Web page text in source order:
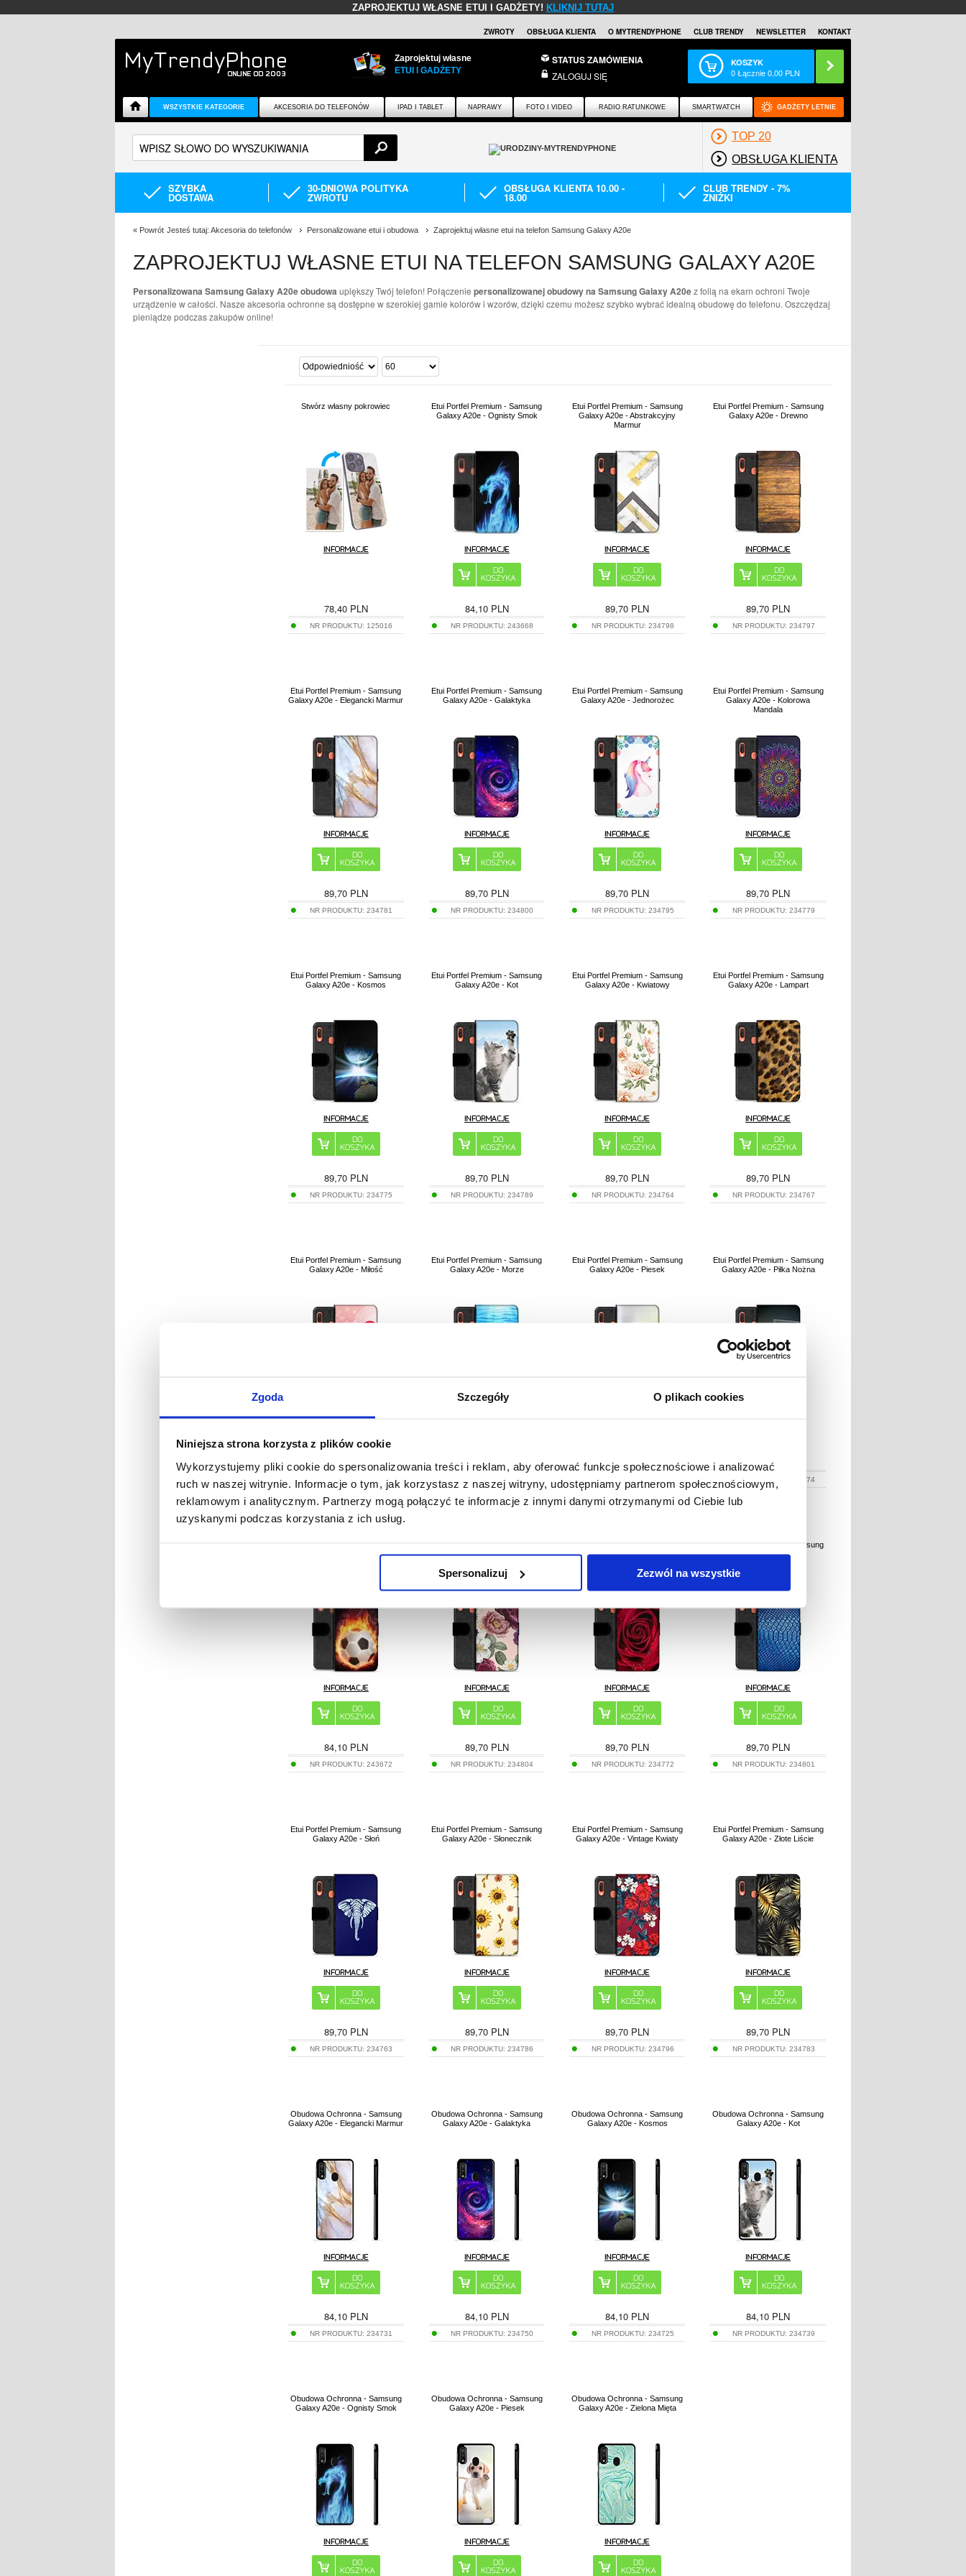
Zgoda Szczegóły O plikach cookies
Niniejsza strona korzysta z plików cookie
Wykorzystujemy pliki cookie do spersonalizowania treści i reklam, aby oferować funkcje społecznościowe i analizować
ruch w naszej witrynie. Informacje o tym, jak korzystasz z naszej witryny, udostępniamy partnerom społecznościowym,
reklamowym i analitycznym. Partnerzy mogą połączyć te informacje z innymi danymi otrzymanymi od Ciebie lub
uzyskanymi podczas korzystania z ich usług.
Spersonalizuj Zezwól na wszystkie
ZAPROJEKTUJ WŁASNE ETUI I GADŻETY! KLIKNIJ TUTAJ
ZWROTY OBSŁUGA KLIENTA O MYTRENDYPHONE CLUB TRENDY NEWSLETTER KONTAKT
Zaprojektuj własne
ETUI I GADŻETY
STATUS ZAMÓWIENIA
ZALOGUJ SIĘ
KOSZYK
0Łącznie0,00 PLN
WSZYSTKIE KATEGORIE AKCESORIA DO TELEFONÓW IPAD I TABLET NAPRAWY FOTO I VIDEO RADIO RATUNKOWE SMARTWATCH GADŻETY LETNIE
TOP 20
OBSŁUGA KLIENTA
SZYBKA
DOSTAWA
30-DNIOWA POLITYKA
ZWROTU
OBSŁUGA KLIENTA 10.00 -
18.00
CLUB TRENDY - 7%
ZNIŻKI
« Powrót Jesteś tutaj: Akcesoria do telefonów Personalizowane etui i obudowa Zaprojektuj własne etui na telefon Samsung Galaxy A20e
ZAPROJEKTUJ WŁASNE ETUI NA TELEFON SAMSUNG GALAXY A20E
Personalizowana Samsung Galaxy A20e obudowa upiększy Twój telefon! Połączenie personalizowanej obudowy na Samsung Galaxy A20ez folią na ekarn ochroni Twoje
urządzenie w całości. Nasze akcesoria ochronne są dostępne w szerokiej gamie kolorów i wzorów, dzięki czemu możesz szybko wybrać idealną obudowę do telefonu. Oszczędzaj
pieniądze podczas zakupów online!
Stwórz własny pokrowiec
78,40PLN
NR PRODUKTU: 125016
Etui Portfel Premium - Samsung
Galaxy A20e - Ognisty Smok
84,10PLN
NR PRODUKTU:243668
Etui Portfel Premium - Samsung
Galaxy A20e - Abstrakcyjny
Marmur
89,70 PLN
NR PRODUKTU: 234798
Etui Portfel Premium - Samsung
Galaxy A20e - Drewno
89,70 PLN
NR PRODUKTU: 234797
Etui Portfel Premium - Samsung
Galaxy A20e - Elegancki Marmur
89,70PLN
NR PRODUKTU:234781
Etui Portfel Premium - Samsung
Galaxy A20e - Galaktyka
89,70PLN
NR PRODUKTU:234800
Etui Portfel Premium - Samsung
Galaxy A20e - Jednorożec
89,70 PLN
NR PRODUKTU: 234795
Etui Portfel Premium - Samsung
Galaxy A20e - Kolorowa
Mandala
89,70 PLN
NR PRODUKTU: 234779
Etui Portfel Premium - Samsung
Galaxy A20e - Kosmos
89,70PLN
NR PRODUKTU:234775
Etui Portfel Premium - Samsung
Galaxy A20e - Kot
89,70PLN
NR PRODUKTU:234789
Etui Portfel Premium - Samsung
Galaxy A20e - Kwiatowy
89,70 PLN
NR PRODUKTU: 234764
Etui Portfel Premium - Samsung
Galaxy A20e - Lampart
89,70 PLN
NR PRODUKTU: 234767
Etui Portfel Premium - Samsung
Galaxy A20e - Miłość
89,70PLN
NR PRODUKTU: 234784
Etui Portfel Premium - Samsung
Galaxy A20e - Morze
89,70PLN
NR PRODUKTU: 234773
Etui Portfel Premium - Samsung
Galaxy A20e - Piesek
89,70PLN
NR PRODUKTU:
Etui Portfel Premium - Samsung
Galaxy A20e - Piłka Nożna
89,70PLN
NR PRODUKTU: 234774
Galaxy A20e - Piłka w Ogniu
84,10PLN
NR PRODUKTU:243672
Galaxy A20e - Romantyczne
89,70PLN
NR PRODUKTU:234804
Galaxy A20e - Róża
89,70 PLN
NR PRODUKTU: 234772
Etui Portfel Premium - Samsung
Galaxy A20e - Skóra
89,70 PLN
NR PRODUKTU: 234801
Etui Portfel Premium - Samsung
Galaxy A20e - Słoń
89,70PLN
NR PRODUKTU:234763
Etui Portfel Premium - Samsung
Galaxy A20e - Słonecznik
89,70PLN
NR PRODUKTU:234786
Etui Portfel Premium - Samsung
Galaxy A20e - Vintage Kwiaty
89,70 PLN
NR PRODUKTU: 234796
Etui Portfel Premium - Samsung
Galaxy A20e - Złote Liście
89,70 PLN
NR PRODUKTU: 234783
Obudowa Ochronna - Samsung
Galaxy A20e - Elegancki Marmur
84,10PLN
NR PRODUKTU:234731
Obudowa Ochronna - Samsung
Galaxy A20e - Galaktyka
84,10PLN
NR PRODUKTU:234750
Obudowa Ochronna - Samsung
Galaxy A20e - Kosmos
84,10 PLN
NR PRODUKTU: 234725
Obudowa Ochronna - Samsung
Galaxy A20e - Kot
84,10 PLN
NR PRODUKTU: 234739
Obudowa Ochronna - Samsung
Galaxy A20e - Ognisty Smok
Obudowa Ochronna - Samsung
Galaxy A20e - Piesek
Obudowa Ochronna - Samsung
Galaxy A20e - Zielona Mięta